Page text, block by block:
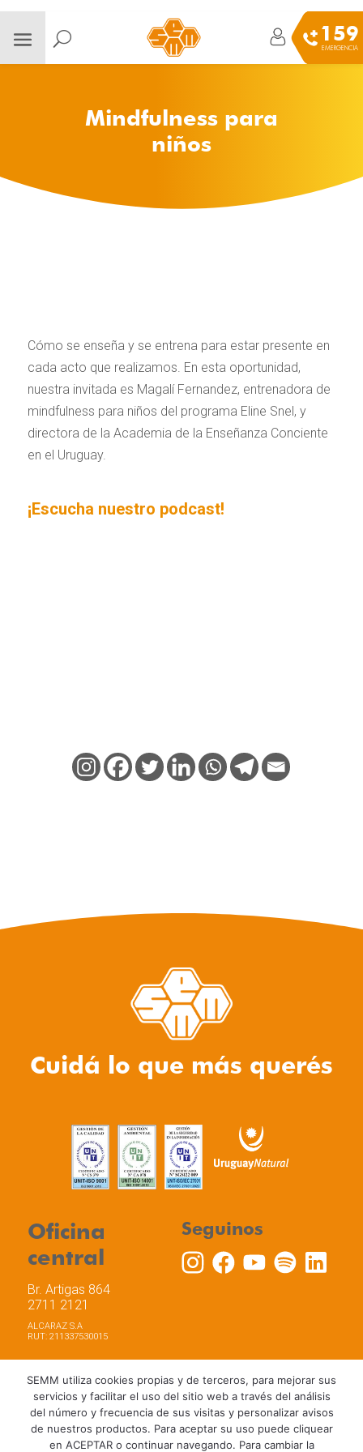
159
EMERGENCIA
Mindfulness para
niños
Cómo se enseña y se entrena para estar presente en
cada acto que realizamos. En esta oportunidad,
nuestra invitada es Magalí Fernandez, entrenadora de
mindfulness para niños del programa Eline Snel, y
directora de la Academia de la Enseñanza Conciente
en el Uruguay.
¡Escucha nuestro podcast!
Cuidá lo que más querés
Oficina
central
Br. Artigas 864
2711 2121
ALCARAZ S.A
RUT: 211337530015
Seguinos
Trabaja con nosotros
Política de privacidad
Términos y Condiciones de Uso
Política de Cookies
SEMM utiliza cookies propias y de terceros, para mejorar sus
servicios y facilitar el uso del sitio web a través del análisis
del número y frecuencia de sus visitas y personalizar avisos
de nuestros productos. Para aceptar su uso puede cliquear
en ACEPTAR o continuar navegando. Para cambiar la